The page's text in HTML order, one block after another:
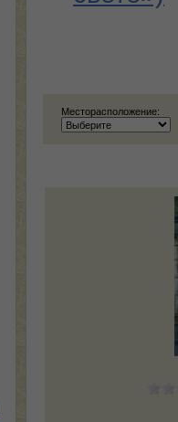
Месторасположение: